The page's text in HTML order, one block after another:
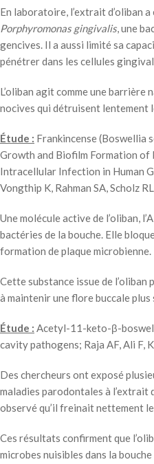
En laboratoire, l’extrait d’oliban
Porphyromonas gingivalis, une
gencives. Il a aussi limité sa
pénétrer dans les cellules
L’oliban agit comme une
nocives qui détruisent lentement
Étude : Frankincense (Boswellia
Growth and Biofilm Formation of
Intracellular Infection in Human
Vongthip K, Rahman SA, Scholz
Une molécule active de l’oliban,
bactéries de la bouche. Elle
formation de plaque microbienne.
Cette substance issue de
à maintenir une flore buccale plus
Étude : Acetyl-11-keto-β-
cavity pathogens; Raja AF, Ali F,
Des chercheurs ont exposé
maladies parodontales à
observé qu’il freinait nettement
Ces résultats confirment que
microbes nuisibles dans la